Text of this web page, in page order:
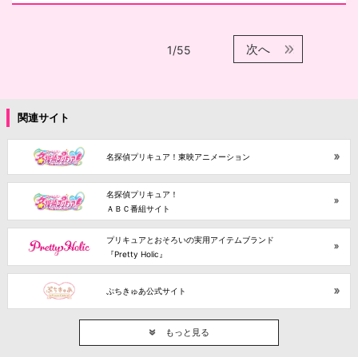
1/55 次へ
関連サイト
名探偵プリキュア！東映アニメーション
名探偵プリキュア！
ＡＢＣ番組サイト
プリキュアとおそろいの実用アイテムブランド
『Pretty Holic』
ぷちきゅあ公式サイト
もっと見る